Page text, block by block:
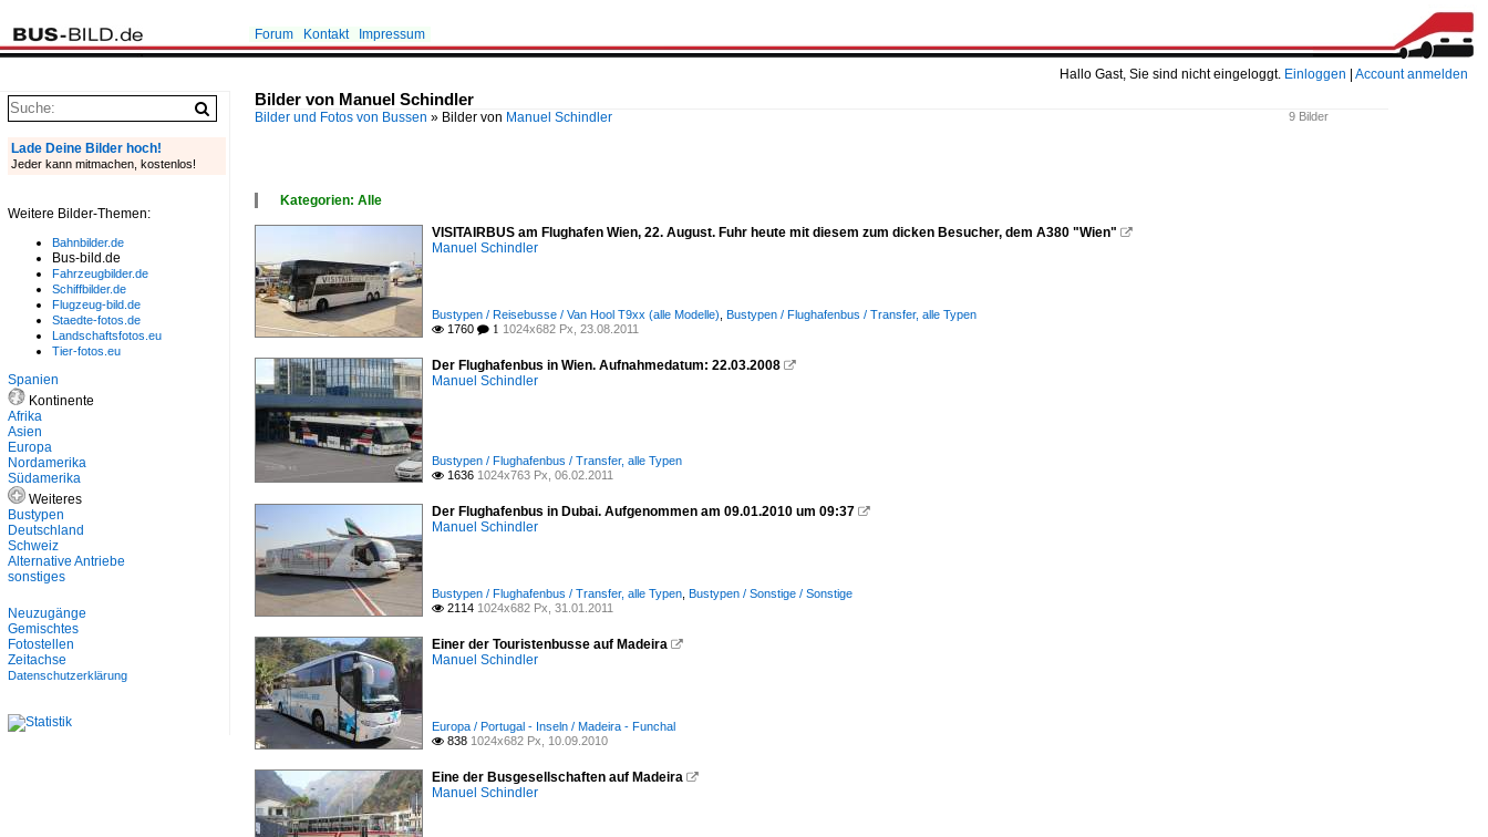
Hallo Gast, Sie sind nicht eingeloggt. Einloggen Account anmelden
Forum Kontakt Impressum
Bilder von Manuel Schindler
9 Bilder
Bilder und Fotos von Bussen » Bilder von Manuel Schindler
Kategorien: Alle
Europa
VISITAIRBUS am Flughafen Wien, 22. August. Fuhr heute mit diesem zum dicken Besucher, dem A380 "Wien" 
Manuel Schindler
Bustypen / Reisebusse / Van Hool T9xx (alle Modelle) Bustypen / Flughafenbus / Transfer, alle Typen
 1760  1 1024x682 Px, 23.08.2011
Der Flughafenbus in Wien. Aufnahmedatum: 22.03.2008 
Manuel Schindler
Bustypen / Flughafenbus / Transfer, alle Typen
 1636 1024x763 Px, 06.02.2011
Der Flughafenbus in Dubai. Aufgenommen am 09.01.2010 um 09:37 
Manuel Schindler
Bustypen / Flughafenbus / Transfer, alle Typen Bustypen / Sonstige / Sonstige
 2114 1024x682 Px, 31.01.2011
Einer der Touristenbusse auf Madeira 
Manuel Schindler
Europa / Portugal - Inseln / Madeira - Funchal
 838 1024x682 Px, 10.09.2010
Eine der Busgesellschaften auf Madeira 
Manuel Schindler
Lade Deine Bilder hoch!
Jeder kann mitmachen, kostenlos!
Weitere Bilder-Themen:
Bahnbilder.de
Bus-bild.de
Fahrzeugbilder.de
Schiffbilder.de
Flugzeug-bild.de
Staedte-fotos.de
Landschaftsfotos.eu
Tier-fotos.eu
Spanien
Kontinente
Afrika
Asien
Europa
Nordamerika
Südamerika
Weiteres
Bustypen
Deutschland
Schweiz
Alternative Antriebe
sonstiges
Neuzugänge
Gemischtes
Fotostellen
Zeitachse
Datenschutzerklärung